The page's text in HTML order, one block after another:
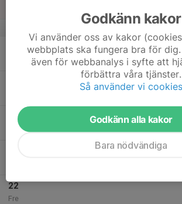
20
Ons
22
Fre
Godkänn kakor
Vi använder oss av kakor
webbplats ska fungera bra för
även för webbanalys i syfte att
förbättra våra tjänster.
Så använder vi cookies
Godkänn alla kakor
Bara nödvändiga